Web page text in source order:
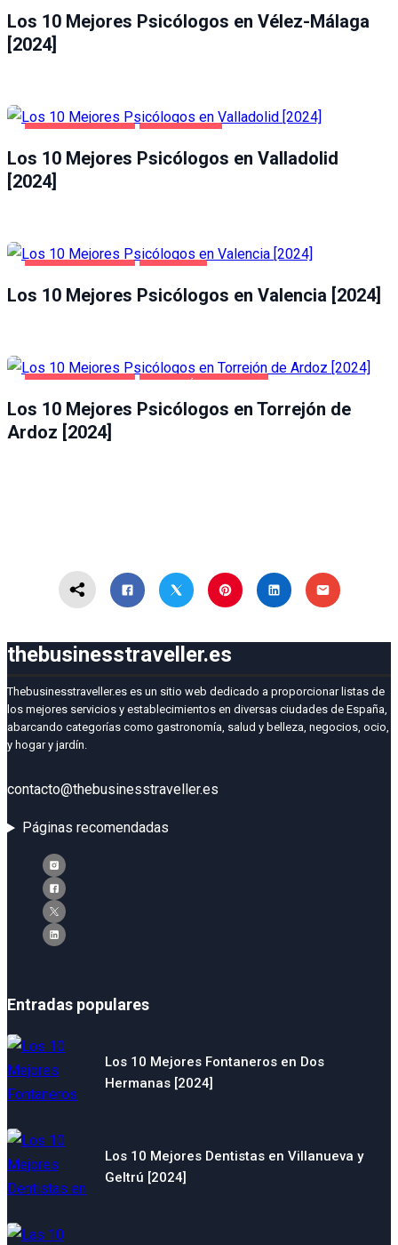
Los 10 Mejores Psicólogos en Vélez-Málaga
[2024]
Los 10 Mejores Psicólogos en Valladolid
[2024]
Los 10 Mejores Psicólogos en Valencia [2024]
Los 10 Mejores Psicólogos en Torrejón de
Ardoz [2024]
thebusinesstraveller.es
Thebusinesstraveller.es es un sitio web dedicado a proporcionar listas de
los mejores servicios y establecimientos en diversas ciudades de España,
abarcando categorías como gastronomía, salud y belleza, negocios, ocio,
y hogar y jardín.
contacto@thebusinesstraveller.es
Páginas recomendadas
Entradas populares
Los 10 Mejores Fontaneros en Dos
Hermanas [2024]
Los 10 Mejores Dentistas en Villanueva y
Geltrú [2024]